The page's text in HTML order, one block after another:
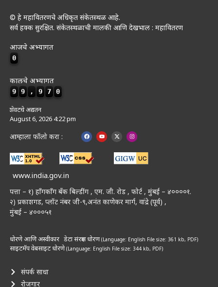
© हे महावितरणचे अधिकृत संकेतस्थळ आहे.
सर्व हक्क सुरक्षित. संकेतस्थळाची मालकी आणि देखभाल : महावितरण
आजचे अभ्यागत
0
कालचे अभ्यागत
9 9 , 9 7 0
शेवटचे अद्यतन
August 6, 2026 4:22 pm
आम्हाला फॉलो करा :
www.india.gov.in
पत्ता – १) हॉंगकॉंग बँक बिल्डींग , एम. जी. रोड , फोर्ट , मुंबई – ४००००१.
२) प्रकाशगड, प्लॉट नंबर जी-९,अनंत काणेकर मार्ग, वांद्रे (पूर्व) ,
मुंबई – ४०००५१
धोरणे आणि अस्वीकार डेटा संरक्षण धोरण(Language: English File size: 361 kb, PDF)
साइटमॅपवेबसाइट धोरणे(Language: English File size: 344 kb, PDF)
संपर्क साधा
रोजगार